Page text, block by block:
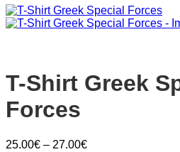
T-Shirt Greek
Forces
25.00€ – 27.00€Price